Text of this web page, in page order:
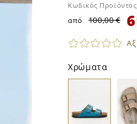
Κωδικός Προϊόντος:
από 100,00 €
Χρώματα